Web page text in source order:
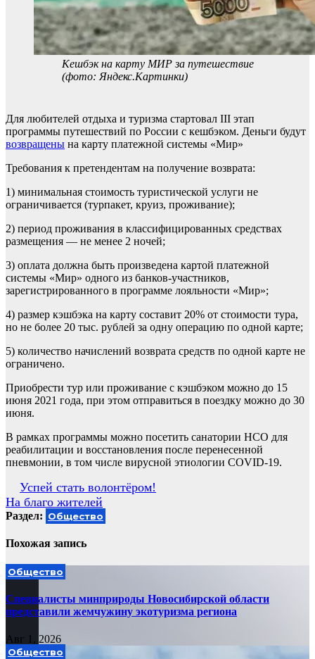
Кешбэк на карту МИР за путешествие
(фото: Яндекс.Картинки)
Для любителей отдыха и туризма стартовал III этап
программы путешествий по России с кешбэком. Деньги будут
возвращены на карту платежной системы «Мир»
Требования к претендентам на получение возврата:
1) минимальная стоимость туристической услуги не
ограничивается (турпакет, круиз, проживание);
2) период проживания в классифицированных средствах
размещения — не менее 2 ночей;
3) оплата должна быть произведена картой платежной
системы «Мир» одного из банков-участников,
зарегистрированного в программе лояльности «Мир»;
4) размер кэшбэка на карту составит 20% от стоимости тура,
но не более 20 тыс. рублей за одну операцию по одной карте;
5) количество начислений возврата средств по одной карте не
ограничено.
Приобрести тур или проживание с кэшбэком можно до 15
июня 2021 года, при этом отправиться в поездку можно до 30
июня.
В рамках программы можно посетить санатории НСО для
реабилитации и восстановления после перенесенной
пневмонии, в том числе вирусной этиологии COVID-19.
Навигация
по
записям
Успей стать волонтёром!
На благо жителей
Раздел: Общество
Похожая запись
Общество
Специалисты минприроды Новосибирской области
представили жемчужину экотуризма региона
Авг 1, 2026
Общество